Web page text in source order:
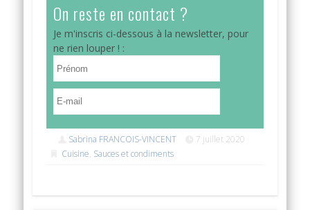
On reste en contact ?
Je m'inscris ci-dessous à la newsletter, pour
ne rien louper ! :
Sabrina FRANCOIS-VINCENT
7 juillet 2020
Cuisine, Sauces et condiments